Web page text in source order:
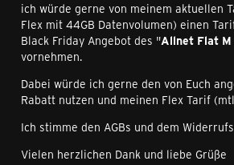
ich würde gerne von meinem aktuellen
Flex mit 44GB Datenvolumen) einen
Black Friday Angebot des "Allnet Flat
vornehmen.
Dabei würde ich gerne den von Euch
Rabatt nutzen und meinen Flex Tarif
Ich stimme den AGBs und dem
Vielen herzlichen Dank und liebe Grüße